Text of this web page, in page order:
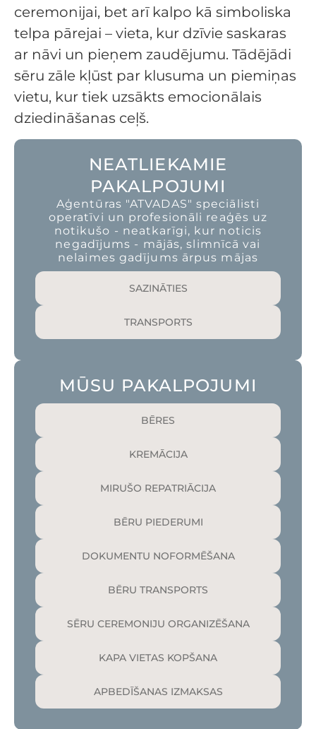
ceremonijai, bet arī kalpo kā simboliska
telpa pārejai – vieta, kur dzīvie saskaras
ar nāvi un pieņem zaudējumu. Tādējādi
sēru zāle kļūst par klusuma un piemiņas
vietu, kur tiek uzsākts emocionālais
dziedināšanas ceļš.
NEATLIEKAMIE
PAKALPOJUMI
Aģentūras "ATVADAS" speciālisti
operatīvi un profesionāli reaģēs uz
notikušo - neatkarīgi, kur noticis
negadījums - mājās, slimnīcā vai
nelaimes gadījums ārpus mājas
SAZINĀTIES
TRANSPORTS
MŪSU PAKALPOJUMI
BĒRES
KREMĀCIJA
MIRUŠO REPATRIĀCIJA
BĒRU PIEDERUMI
DOKUMENTU NOFORMĒŠANA
BĒRU TRANSPORTS
SĒRU CEREMONIJU ORGANIZĒŠANA
KAPA VIETAS KOPŠANA
APBEDĪŠANAS IZMAKSAS